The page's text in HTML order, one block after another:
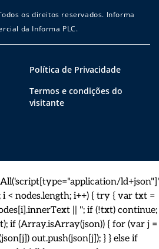
os direitos reservados. Informa
da Informa PLC.
Política de Privacidade
Termos e condições do
visitante
< nodes.length; i++) { try { var txt =
|| ''; if (!txt) continue;
if (Array.isArray(json)) { for (var j =
out.push(json[j]); } } else if